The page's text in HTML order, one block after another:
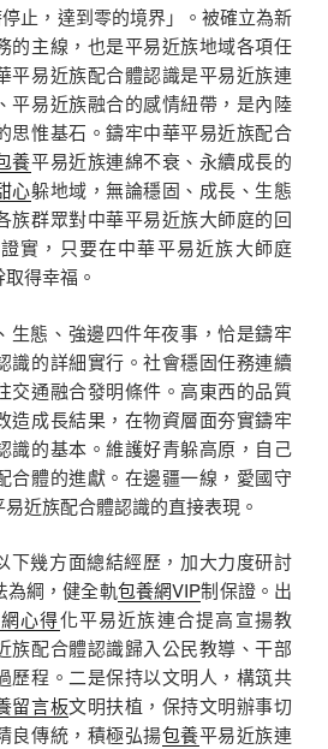
止，達到零的境界」。被確立為新
的主線，也是平易近族地域各項任
平易近族配合體認識是平易近族連
平易近族融合的感情紐帶，是內陸
思惟基石。鑄牢中華平易近族配合
養平易近族連綿不衰、永續成長的
心躲地域，無論穩固、成長、生態
族群眾對中華平易近族大師庭的回
實，只要在中華平易近族大師庭
得幸福。
生態、強邊四件年夜事，恰是鑄牢
識的詳細實行。社會穩固任務連續
交通融合發明條件。高東西的品質
造成長結果，在物資層面夯實鑄牢
識的基本。維護好青躲高原，自己
合體的進獻。在邊疆一線，愛國守
近族配合體認識的直接表現。
下幾方面總結經歷，加大力度研討
為綱，健全軌包養網VIP制保證。出
心得化平易近族連合提高宣揚教
族配合體認識歸入公民教導、干部
歷程。二是保持以文明人，構筑共
留言板文明扶植，保持文明辦事切
良傳統，積極弘揚包養平易近族連